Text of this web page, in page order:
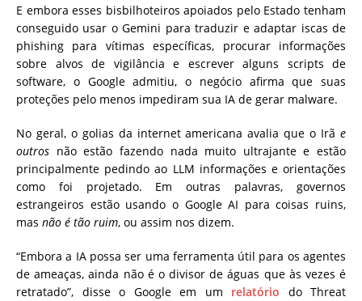
E embora esses bisbilhoteiros apoiados pelo Estado tenham
conseguido usar o Gemini para traduzir e adaptar iscas de
phishing para vítimas específicas, procurar informações
sobre alvos de vigilância e escrever alguns scripts de
software, o Google admitiu, o negócio afirma que suas
proteções pelo menos impediram sua IA de gerar malware.
No geral, o golias da internet americana avalia que o Irã e
outros não estão fazendo nada muito ultrajante e estão
principalmente pedindo ao LLM informações e orientações
como foi projetado. Em outras palavras, governos
estrangeiros estão usando o Google AI para coisas ruins,
mas não é tão ruim, ou assim nos dizem.
“Embora a IA possa ser uma ferramenta útil para os agentes
de ameaças, ainda não é o divisor de águas que às vezes é
retratado”, disse o Google em um relatório do Threat